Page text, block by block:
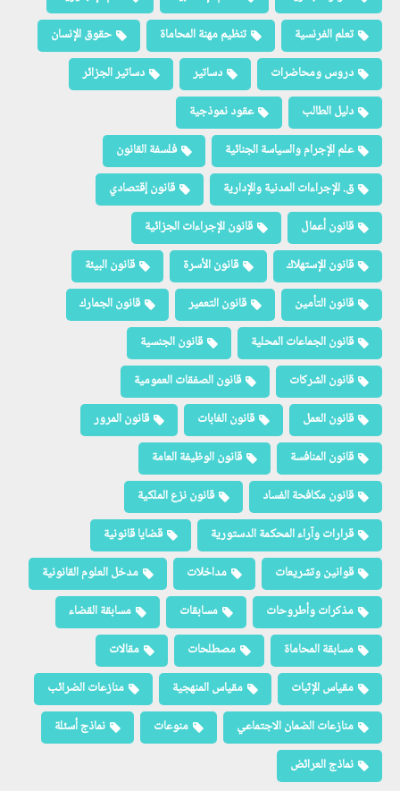
تعلم الفرنسية
تنظيم مهنة المحاماة
حقوق الإنسان
دروس ومحاضرات
دساتير
دساتير الجزائر
دليل الطالب
عقود نموذجية
علم الإجرام والسياسة الجنائية
فلسفة القانون
ق. الإجراءات المدنية والإدارية
قانون إقتصادي
قانون أعمال
قانون الإجراءات الجزائية
قانون الإستهلاك
قانون الأسرة
قانون البيئة
قانون التأمين
قانون التعمير
قانون الجمارك
قانون الجماعات المحلية
قانون الجنسية
قانون الشركات
قانون الصفقات العمومية
قانون العمل
قانون الغابات
قانون المرور
قانون المنافسة
قانون الوظيفة العامة
قانون مكافحة الفساد
قانون نزع الملكية
قرارات وآراء المحكمة الدستورية
قضايا قانونية
قوانين وتشريعات
مداخلات
مدخل العلوم القانونية
مذكرات وأطروحات
مسابقات
مسابقة القضاء
مسابقة المحاماة
مصطلحات
مقالات
مقياس الإثبات
مقياس المنهجية
منازعات الضرائب
منازعات الضمان الاجتماعي
منوعات
نماذج أسئلة
نماذج العرائض